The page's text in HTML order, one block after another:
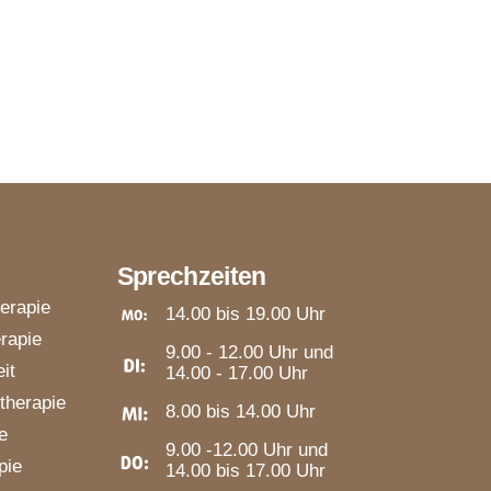
Sprechzeiten
14.00 bis 19.00 Uhr
9.00 - 12.00 Uhr und
14.00 - 17.00 Uhr
8.00 bis 14.00 Uhr
9.00 -12.00 Uhr und
14.00 bis 17.00 Uhr